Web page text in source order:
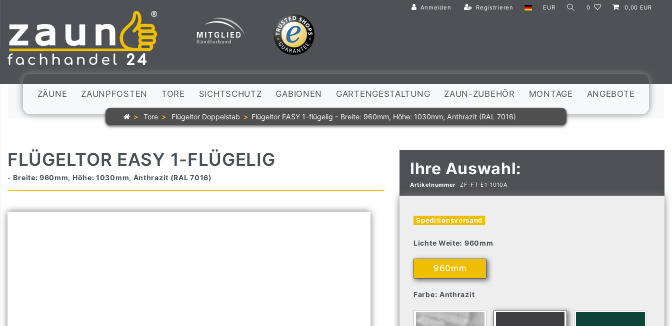
Anmelden Registrieren EUR 0 0,00 EUR
ZÄUNE ZAUNPFOSTEN TORE SICHTSCHUTZ GABIONEN GARTENGESTALTUNG ZAUN-ZUBEHÖR MONTAGE ANGEBOTE
Tore Flügeltor Doppelstab Flügeltor EASY 1-flügelig - Breite: 960mm, Höhe: 1030mm, Anthrazit (RAL 7016)
FLÜGELTOR EASY 1-FLÜGELIG
- Breite: 960mm, Höhe: 1030mm, Anthrazit (RAL 7016) Ihre Auswahl:
Artikelnummer ZF-FT-E1-1010A
Speditionsversand
Lichte Weite: 960mm
960mm
Farbe: Anthrazit